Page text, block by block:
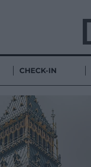
CHECK-IN